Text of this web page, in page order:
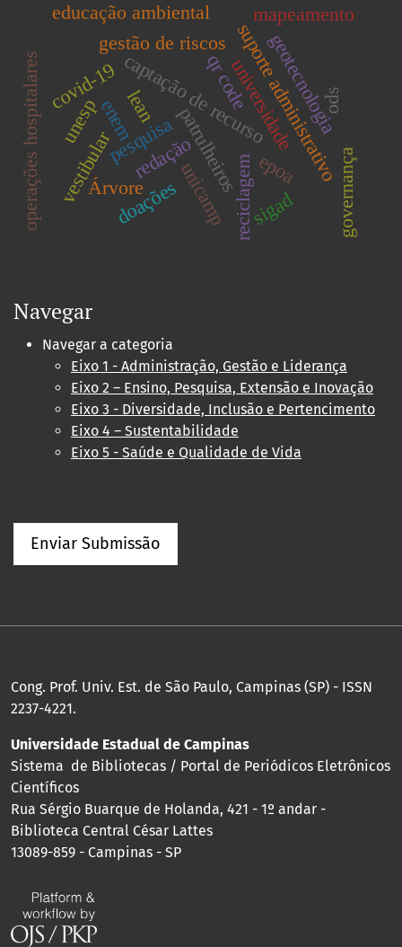
pesquisa
captação de recurso
universidade
suporte administrativo
patrulheiros
redação
enem
vestibular unicamp governança
unesp
gestão de riscos
Árvore
mapeamento
geotecnologia
qr code
covid-19
doações
operações hospitalares
educação ambiental
ods
reciclagemepoa
lean
sigad
Navegar
Navegar a categoria
Eixo 1 - Administração, Gestão e Liderança
Eixo 2 – Ensino, Pesquisa, Extensão e Inovação
Eixo 3 - Diversidade, Inclusão e Pertencimento
Eixo 4 – Sustentabilidade
Eixo 5 - Saúde e Qualidade de Vida
Enviar Submissão
Cong. Prof. Univ. Est. de São Paulo, Campinas (SP) - ISSN
2237-4221.
Universidade Estadual de Campinas
Sistema de Bibliotecas / Portal de Periódicos Eletrônicos
Científicos
Rua Sérgio Buarque de Holanda, 421 - 1º andar -
Biblioteca Central César Lattes
13089-859 - Campinas - SP